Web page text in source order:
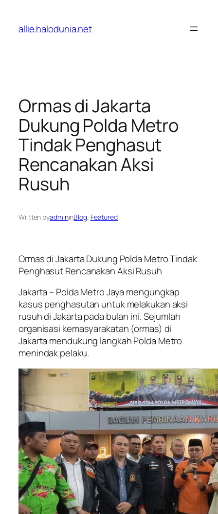
konten
allie.halodunia.net
Ormas di Jakarta
Dukung Polda Metro
Tindak Penghasut
Rencanakan Aksi
Rusuh
Written byadmininBlog, Featured
Ormas di Jakarta Dukung Polda Metro Tindak
Penghasut Rencanakan Aksi Rusuh
Jakarta – Polda Metro Jaya mengungkap
kasus penghasutan untuk melakukan aksi
rusuh di Jakarta pada bulan ini. Sejumlah
organisasi kemasyarakatan (ormas) di
Jakarta mendukung langkah Polda Metro
menindak pelaku.